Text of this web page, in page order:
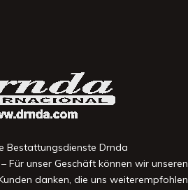
Bestattungsdienste Drnda
Für unser Geschäft können wir unseren
danken, die uns weiterempfohlen